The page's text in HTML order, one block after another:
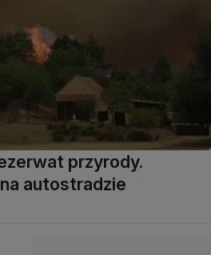
przyrody.
autostradzie